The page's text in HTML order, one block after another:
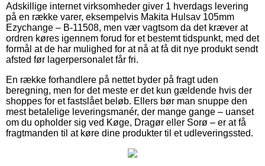
Adskillige internet virksomheder giver 1 hverdags levering
på en række varer, eksempelvis Makita Hulsav 105mm
Ezychange – B-11508, men vær vagtsom da det kræver at
ordren køres igennem forud for et bestemt tidspunkt, med det
formål at de har mulighed for at nå at få dit nye produkt sendt
afsted før lagerpersonalet får fri.
En række forhandlere på nettet byder på fragt uden
beregning, men for det meste er det kun gældende hvis der
shoppes for et fastslået beløb. Ellers bør man snuppe den
mest betalelige leveringsmanér, der mange gange – uanset
om du opholder sig ved Køge, Dragør eller Sorø – er at få
fragtmanden til at køre dine produkter til et udleveringssted.